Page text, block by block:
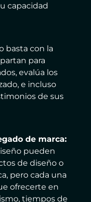
capacidad
basta con la
para
evalúa los
e incluso
de sus
de marca:
pueden
de diseño o
pero cada una
ofrecerte en
tiempos de